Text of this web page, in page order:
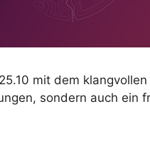
mit dem klangvollen
sondern auch ein